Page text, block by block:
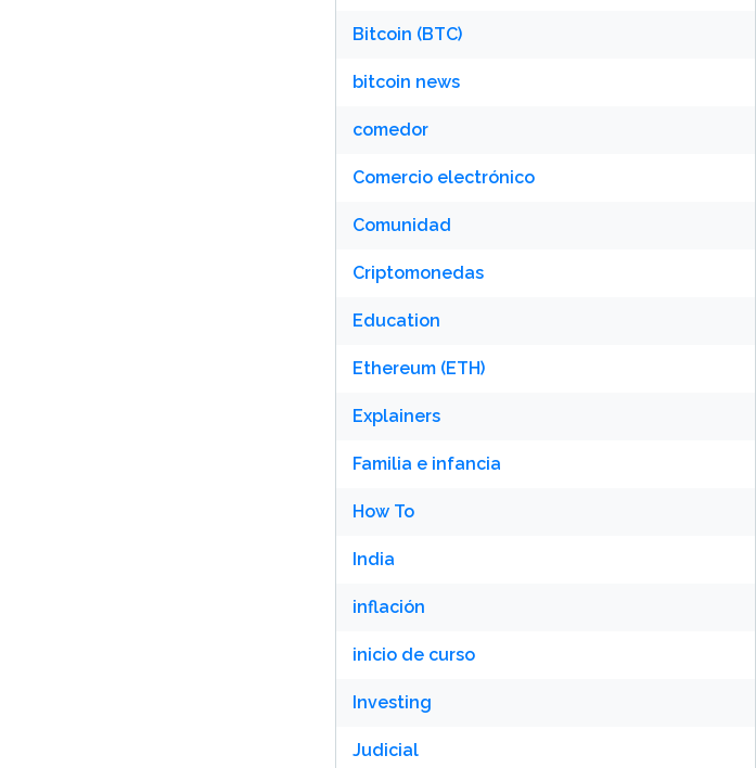
Bitcoin (BTC)
bitcoin news
comedor
Comercio electrónico
Comunidad
Criptomonedas
Education
Ethereum (ETH)
Explainers
Familia e infancia
How To
India
inflación
inicio de curso
Investing
Judicial